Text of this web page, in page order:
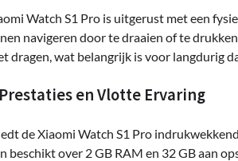
Watch S1 Pro is uitgerust met een
navigeren door te draaien of te
dragen, wat belangrijk is voor langdurig
en Vlotte Ervaring
de Xiaomi Watch S1 Pro
beschikt over 2 GB RAM en 32 GB aan